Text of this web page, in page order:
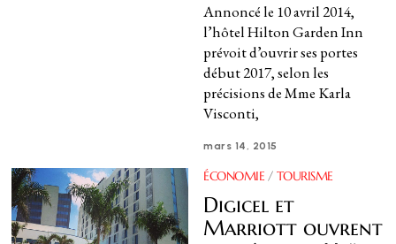
Annoncé le 10 avril 2014,
l’hôtel Hilton Garden Inn
prévoit d’ouvrir ses portes
début 2017, selon les
précisions de Mme Karla
Visconti,
mars 14, 2015
ÉCONOMIE / TOURISME
Digicel et
Marriott ouvrent